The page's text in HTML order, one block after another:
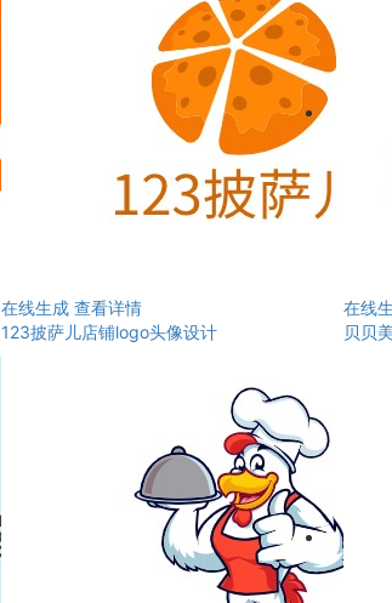
在线生成 查看详情
123披萨儿店铺logo头像设计
在线
贝贝